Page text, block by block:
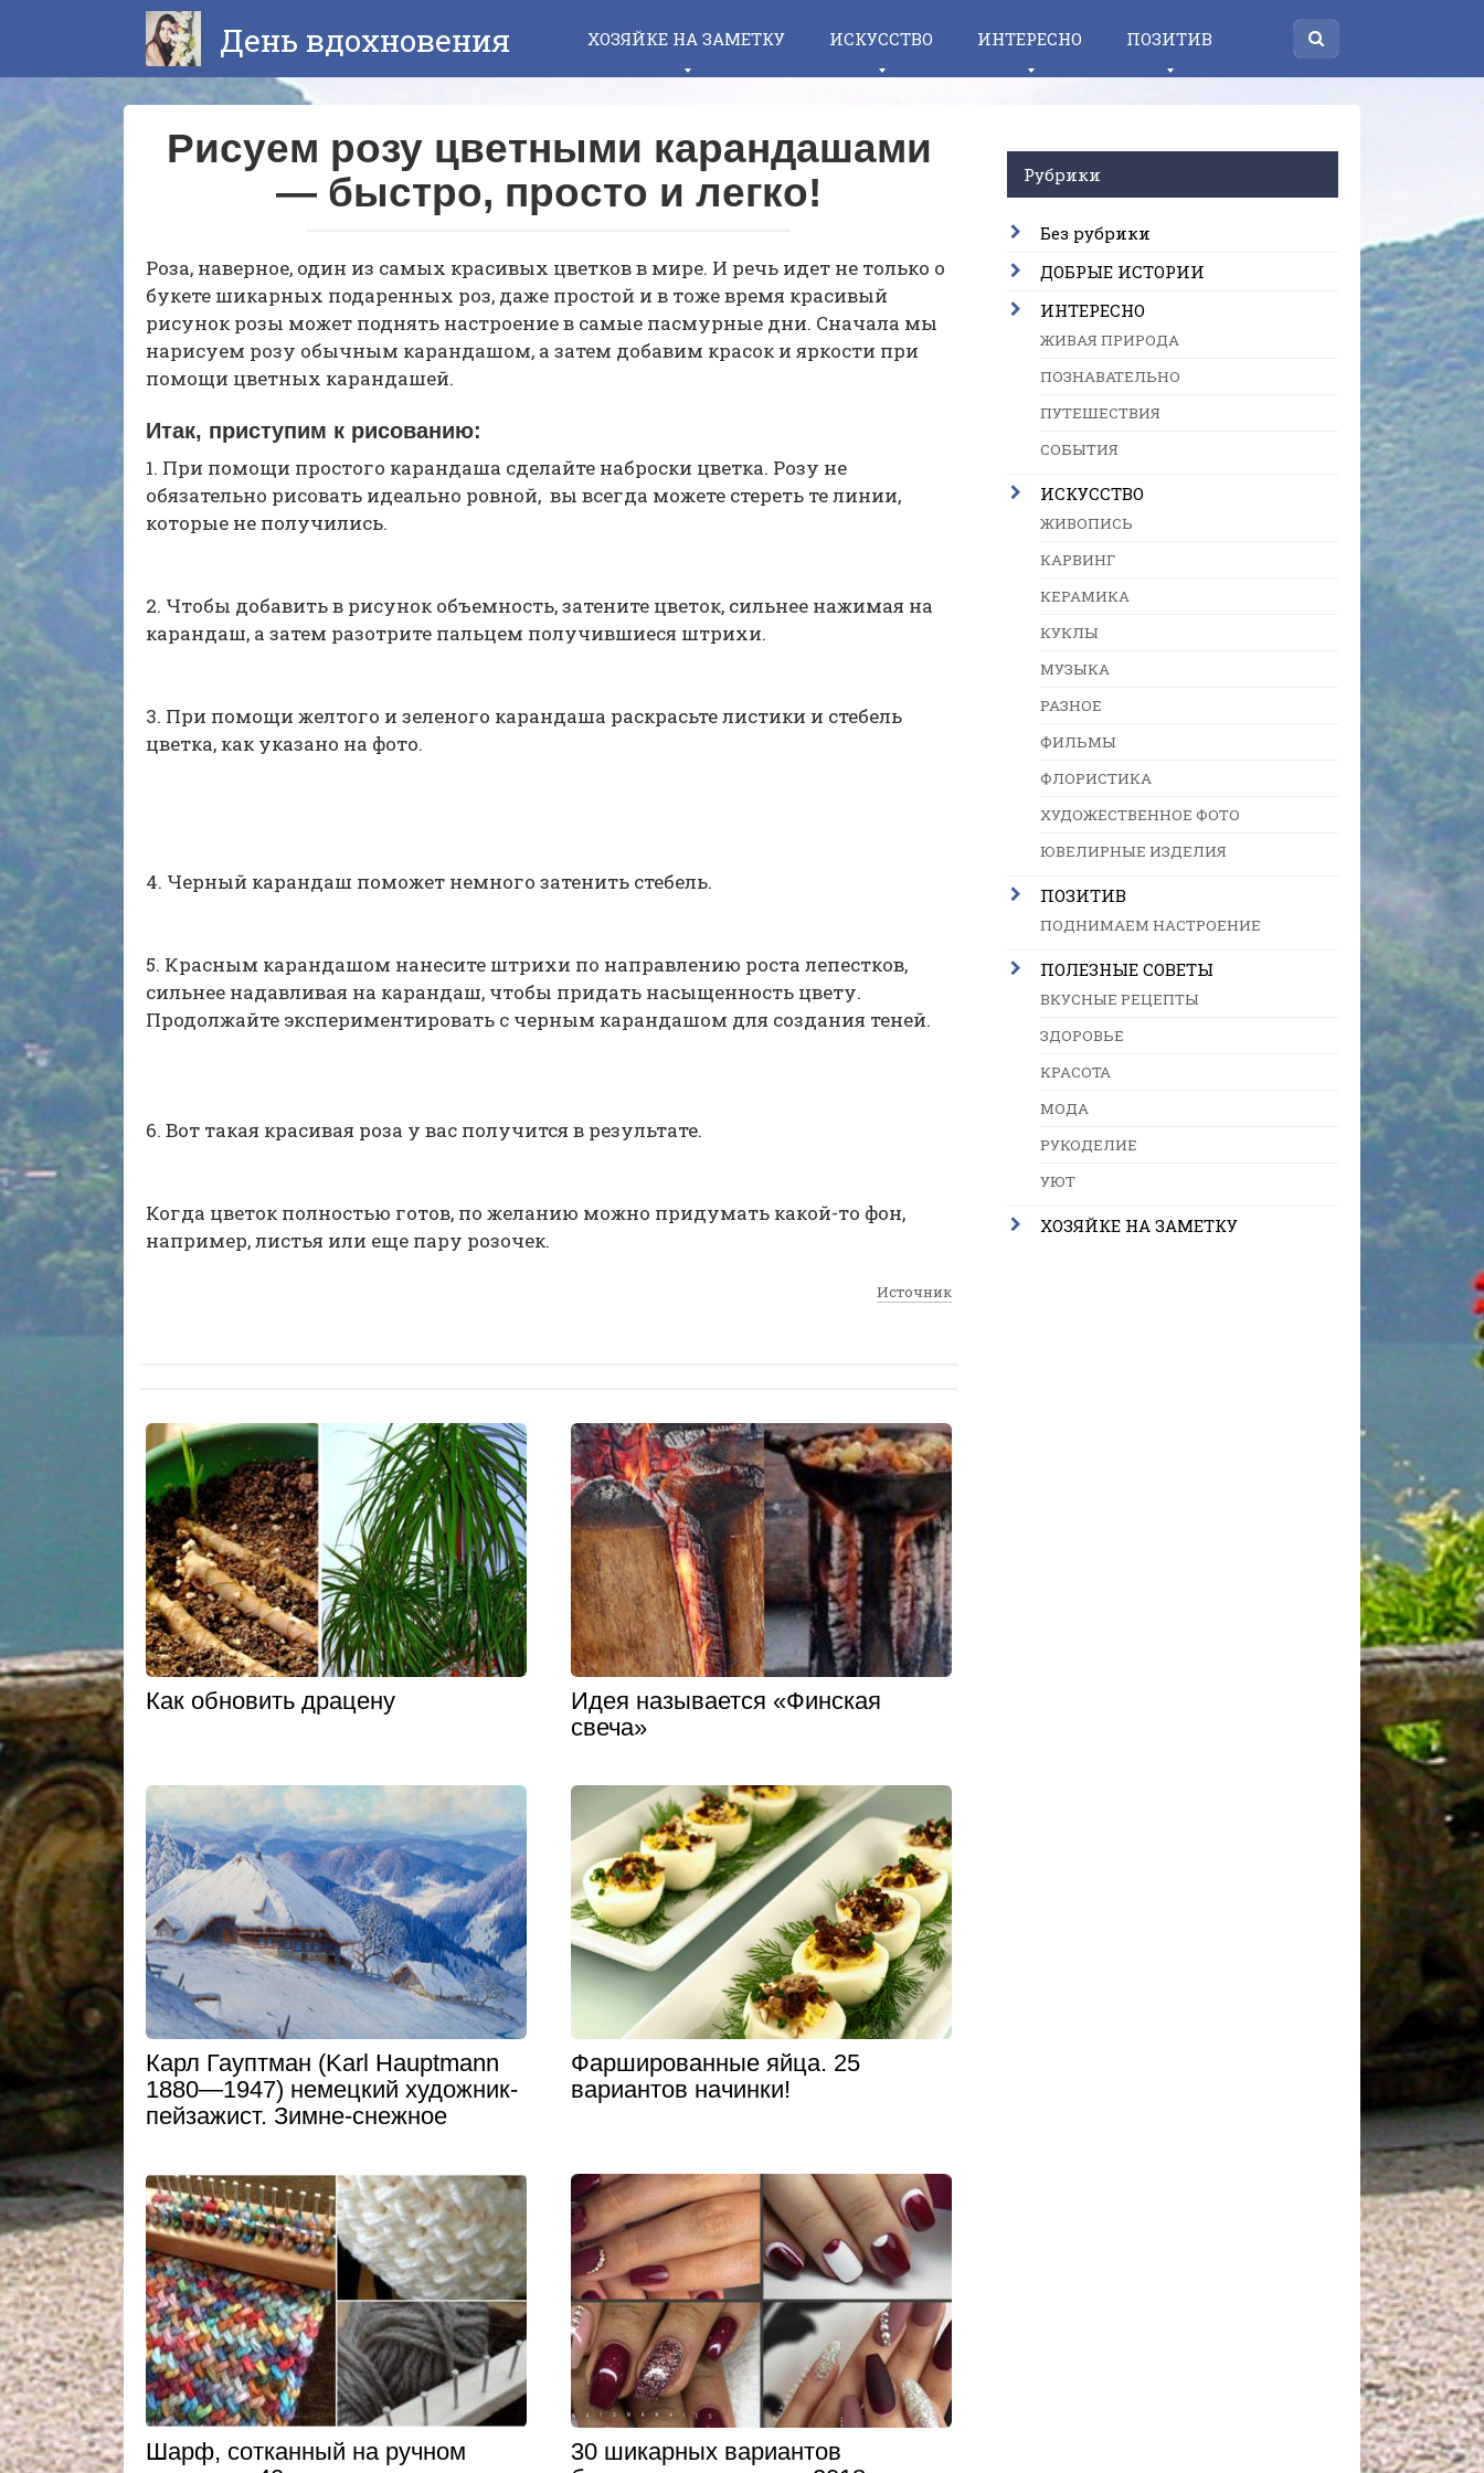
День вдохновения ХОЗЯЙКЕ НА ЗАМЕТКУ ИСКУССТВО ИНТЕРЕСНО ПОЗИТИВ
Рисуем розу цветными карандашами
— быстро, просто и легко!
Роза, наверное, один из самых красивых цветков в мире. И речь идет не только о
букете шикарных подаренных роз, даже простой и в тоже время красивый
рисунок розы может поднять настроение в самые пасмурные дни. Сначала мы
нарисуем розу обычным карандашом, а затем добавим красок и яркости при
помощи цветных карандашей.
Итак, приступим к рисованию:
1. При помощи простого карандаша сделайте наброски цветка. Розу не
обязательно рисовать идеально ровной, вы всегда можете стереть те линии,
которые не получились.
2. Чтобы добавить в рисунок объемность, затените цветок, сильнее нажимая на
карандаш, а затем разотрите пальцем получившиеся штрихи.
3. При помощи желтого и зеленого карандаша раскрасьте листики и стебель
цветка, как указано на фото.
4. Черный карандаш поможет немного затенить стебель.
5. Красным карандашом нанесите штрихи по направлению роста лепестков,
сильнее надавливая на карандаш, чтобы придать насыщенность цвету.
Продолжайте экспериментировать с черным карандашом для создания теней.
6. Вот такая красивая роза у вас получится в результате.
Когда цветок полностью готов, по желанию можно придумать какой-то фон,
например, листья или еще пару розочек.
Источник
Как обновить драцену
Идея называется «Финская
свеча»
Карл Гауптман (Karl Hauptmann
1880—1947) немецкий художник-
пейзажист. Зимне-снежное
Фаршированные яйца. 25
вариантов начинки!
Шарф, сотканный на ручном
30 шикарных вариантов
Рубрики
Без рубрики
ДОБРЫЕ ИСТОРИИ
ИНТЕРЕСНО
ЖИВАЯ ПРИРОДА
ПОЗНАВАТЕЛЬНО
ПУТЕШЕСТВИЯ
СОБЫТИЯ
ИСКУССТВО
ЖИВОПИСЬ
КАРВИНГ
КЕРАМИКА
КУКЛЫ
МУЗЫКА
РАЗНОЕ
ФИЛЬМЫ
ФЛОРИСТИКА
ХУДОЖЕСТВЕННОЕ ФОТО
ЮВЕЛИРНЫЕ ИЗДЕЛИЯ
ПОЗИТИВ
ПОДНИМАЕМ НАСТРОЕНИЕ
ПОЛЕЗНЫЕ СОВЕТЫ
ВКУСНЫЕ РЕЦЕПТЫ
ЗДОРОВЬЕ
КРАСОТА
МОДА
РУКОДЕЛИЕ
УЮТ
ХОЗЯЙКЕ НА ЗАМЕТКУ